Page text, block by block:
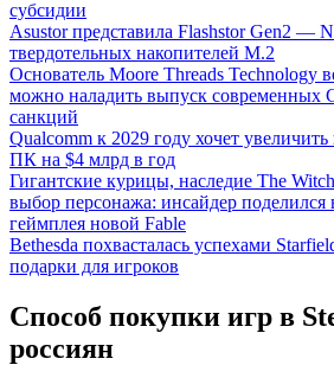
субсидии
Asustor представила Flashstor Gen2 —
твердотельных накопителей M.2
Основатель Moore Threads Technology
можно наладить выпуск современных
санкций
Qualcomm к 2029 году хочет
ПК на $4 млрд в год
Гигантские курицы, наследие The
выбор персонажа: инсайдер поделился
геймплея новой Fable
Bethesda похвасталась успехами
подарки для игроков
Способ покупки игр в
россиян